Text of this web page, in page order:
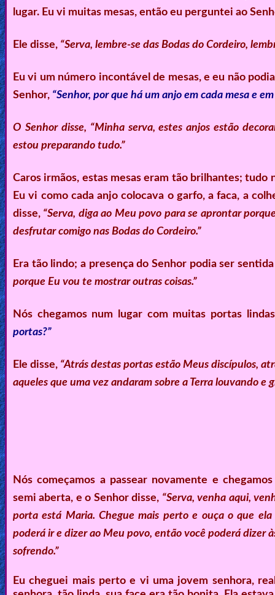
Other
Other
Languages
Contact/Feedback/Donate
Follow
us
Social
Media
PDF
Books
Video
AI
Bible
2nd
Page,
Older
Material
lugar. Eu vi muitas mesas, então eu perguntei ao
Ele disse, “Serva, lembre-se das Bodas do Cordeiro,
Eu vi um número incontável de mesas, e eu não
Senhor, “Senhor, por que há um anjo em cada mesa e
O Senhor disse, “Minha serva, estes anjos estão
estou preparando tudo.”
Caros irmãos, estas mesas eram tão brilhantes;
Eu vi como cada anjo colocava o garfo, a faca, a
disse, “Serva, diga ao Meu povo para se aprontar
desfrutar comigo nas Bodas do Cordeiro.”
Era tão lindo; a presença do Senhor podia ser
porque Eu vou te mostrar outras coisas.”
Nós chegamos num lugar com muitas portas
portas?”
Ele disse, “Atrás destas portas estão Meus discípulos,
aqueles que uma vez andaram sobre a Terra louvando e
Nós começamos a passear novamente e
semi aberta, e o Senhor disse, “Serva, venha aqui,
porta está Maria. Chegue mais perto e ouça o que
poderá ir e dizer ao Meu povo, então você poderá dizer
sofrendo.”
Eu cheguei mais perto e vi uma jovem senhora,